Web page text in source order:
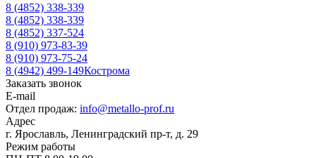
8 (4852) 338-339
8 (4852) 338-339
8 (4852) 337-524
8 (910) 973-83-39
8 (910) 973-75-24
8 (4942) 499-149Кострома
Заказать звонок
E-mail
Отдел продаж: info@metallo-prof.ru
Адрес
г. Ярославль, Ленинградский пр-т, д. 29
Режим работы